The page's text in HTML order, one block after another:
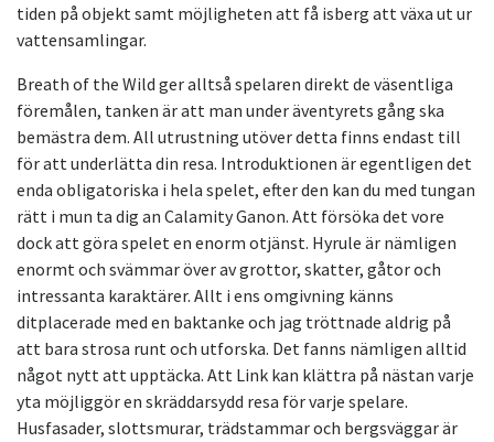
tiden på objekt samt möjligheten att få isberg att växa ut ur
vattensamlingar.
Breath of the Wild ger alltså spelaren direkt de väsentliga
föremålen, tanken är att man under äventyrets gång ska
bemästra dem. All utrustning utöver detta finns endast till
för att underlätta din resa. Introduktionen är egentligen det
enda obligatoriska i hela spelet, efter den kan du med tungan
rätt i mun ta dig an Calamity Ganon. Att försöka det vore
dock att göra spelet en enorm otjänst. Hyrule är nämligen
enormt och svämmar över av grottor, skatter, gåtor och
intressanta karaktärer. Allt i ens omgivning känns
ditplacerade med en baktanke och jag tröttnade aldrig på
att bara strosa runt och utforska. Det fanns nämligen alltid
något nytt att upptäcka. Att Link kan klättra på nästan varje
yta möjliggör en skräddarsydd resa för varje spelare.
Husfasader, slottsmurar, trädstammar och bergsväggar är